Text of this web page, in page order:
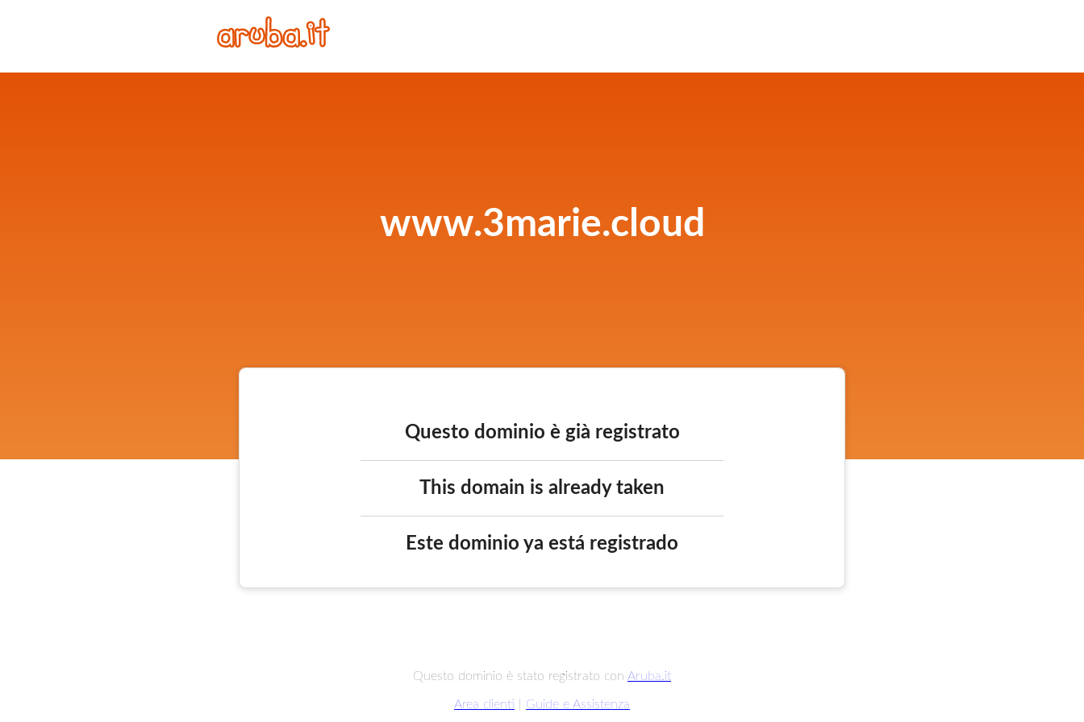
www.3marie.cloud
Questo dominio è già registrato
This domain is already taken
Este dominio ya está registrado
Questo dominio è stato registrato con Aruba.it
Area clienti Guide e Assistenza